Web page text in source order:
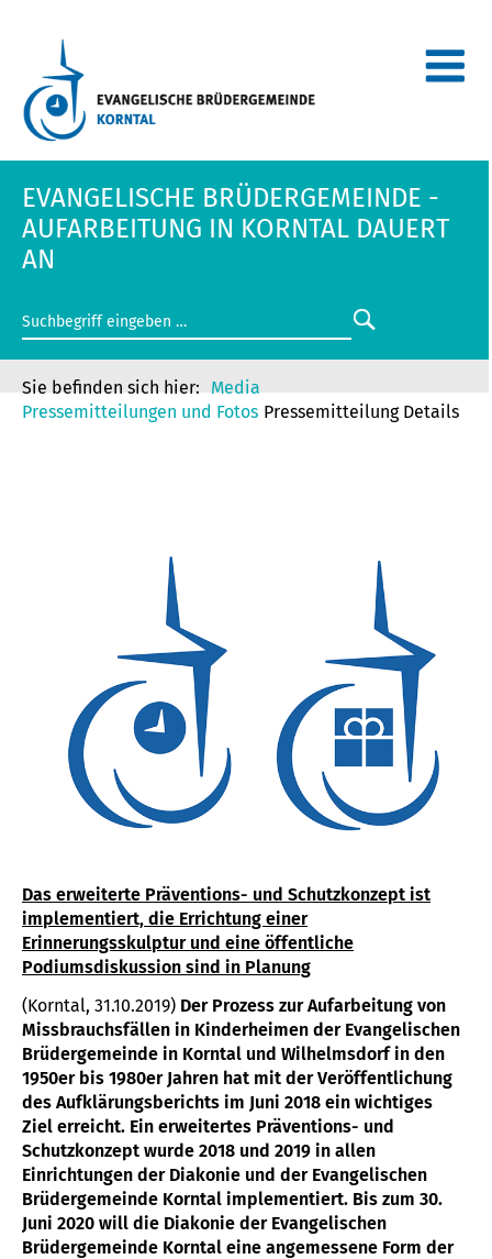
EVANGELISCHE BRÜDERGEMEINDE -
AUFARBEITUNG IN KORNTAL DAUERT
AN
Media
Pressemitteilungen und Fotos Pressemitteilung Details
Das erweiterte Präventions- und Schutzkonzept ist
implementiert, die Errichtung einer
Erinnerungsskulptur und eine öffentliche
Podiumsdiskussion sind in Planung
(Korntal, 31.10.2019) Der Prozess zur Aufarbeitung von
Missbrauchsfällen in Kinderheimen der Evangelischen
Brüdergemeinde in Korntal und Wilhelmsdorf in den
1950er bis 1980er Jahren hat mit der Veröffentlichung
des Aufklärungsberichts im Juni 2018 ein wichtiges
Ziel erreicht. Ein erweitertes Präventions- und
Schutzkonzept wurde 2018 und 2019 in allen
Einrichtungen der Diakonie und der Evangelischen
Brüdergemeinde Korntal implementiert. Bis zum 30.
Juni 2020 will die Diakonie der Evangelischen
Brüdergemeinde Korntal eine angemessene Form der